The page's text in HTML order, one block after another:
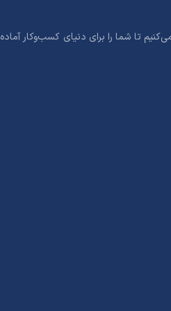
تا شما را برای دنیای کسب‌وکار آماده